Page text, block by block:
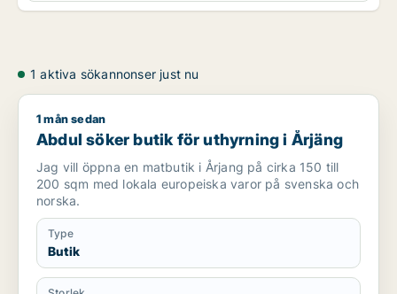
1 aktiva sökannonser just nu
Abdul söker butik för uthyrning i Årjäng
1 mån sedan
Abdul söker butik för uthyrning i Årjäng
Jag vill öppna en matbutik i Årjang på cirka 150 till
200 sqm med lokala europeiska varor på svenska och
norska.
Type
Butik